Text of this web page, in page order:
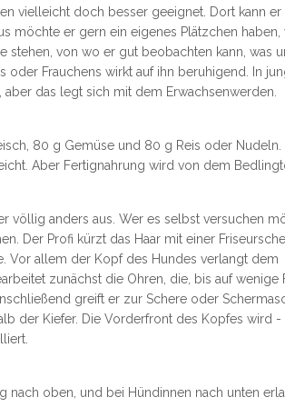
vielleicht doch besser geeignet. Dort kann er
möchte er gern ein eigenes Plätzchen haben,
stehen, von wo er gut beobachten kann, was
oder Frauchens wirkt auf ihn beruhigend. In
das legt sich mit dem Erwachsenwerden.
80 g Gemüse und 80 g Reis oder Nudeln.
Aber Fertignahrung wird von dem
völlig anders aus. Wer es selbst versuchen
Der Profi kürzt das Haar mit einer
Vor allem der Kopf des Hundes verlangt dem
zunächst die Ohren, die, bis auf wenige
greift er zur Schere oder
der Kiefer. Die Vorderfront des Kopfes wird -
nach oben, und bei Hündinnen nach unten